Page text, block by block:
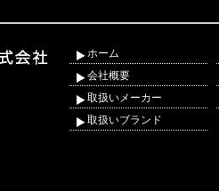
ホーム
会社概要
取扱いメーカー
取扱いブランド